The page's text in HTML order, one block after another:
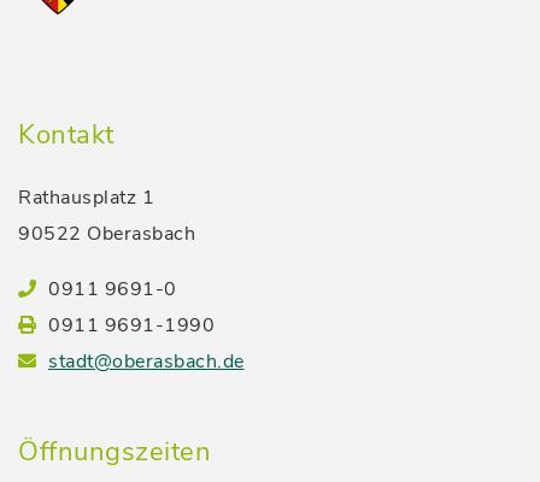
Kontakt
Rathausplatz 1
90522 Oberasbach
0911 9691-0
0911 9691-1990
stadt@oberasbach.de
Öffnungszeiten